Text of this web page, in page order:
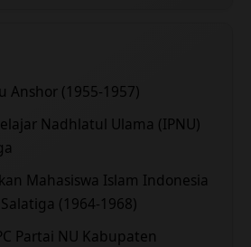
Anshor (1955-1957)
Nadhlatul Ulama (IPNU)
Mahasiswa Islam Indonesia
(1964-1968)
Partai NU Kabupaten